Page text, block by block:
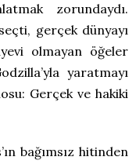
zorundaydı.
gerçek dünyayı
olmayan öğeler
yaratmayı
Gerçek ve hakiki
bağımsız hitinden